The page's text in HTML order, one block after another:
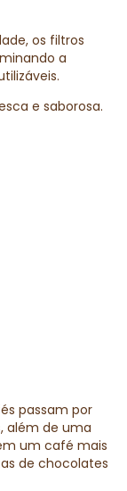
os filtros
a
e saborosa.
passam por
além de uma
um café mais
de chocolates